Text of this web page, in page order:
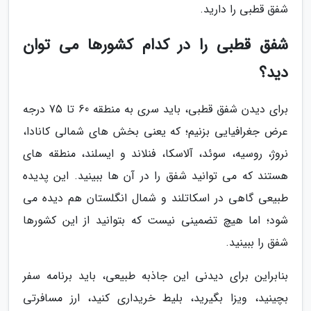
شفق قطبی را دارید.
شفق قطبی را در کدام کشورها می توان
دید؟
برای دیدن شفق قطبی، باید سری به منطقه 60 تا 75 درجه
عرض جغرافیایی بزنیم؛ که یعنی بخش های شمالی کانادا،
نروژ، روسیه، سوئد، آلاسکا، فنلاند و ایسلند، منطقه های
هستند که می توانید شفق را در آن ها ببینید. این پدیده
طبیعی گاهی در اسکاتلند و شمال انگلستان هم دیده می
شود؛ اما هیچ تضمینی نیست که بتوانید از این کشورها
شفق را ببینید.
بنابراین برای دیدنی این جاذبه طبیعی، باید برنامه سفر
بچینید، ویزا بگیرید، بلیط خریداری کنید، ارز مسافرتی